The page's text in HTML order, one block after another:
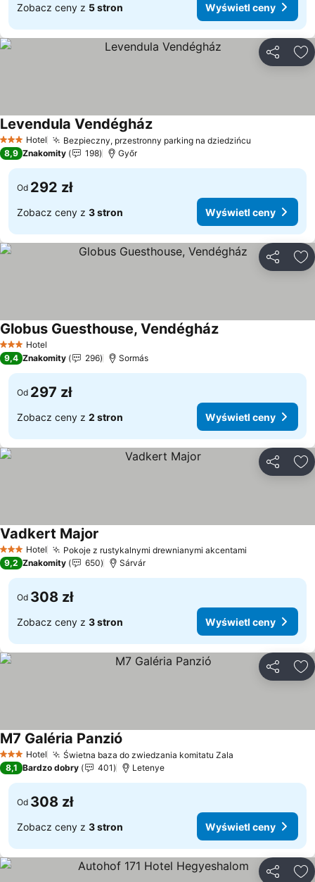
Zobacz ceny z 5 stron Wyświetl ceny
3 Kategoria
Hotel Bezpieczny, przestronny parking na dziedzińcu
Levendula VendégházWyświetl ceny
8,9 Znakomity 198 Győr
Od 292 zł
Zobacz ceny z 3 stron Wyświetl ceny
3 Kategoria
Hotel
Globus Guesthouse, VendégházWyświetl ceny
9,4 Znakomity 296 Sormás
Od 297 zł
Zobacz ceny z 2 stron Wyświetl ceny
3 Kategoria
Hotel Pokoje z rustykalnymi drewnianymi akcentami
Vadkert Major
9,2 Znakomity 650 Sárvár
Od 308 zł
Zobacz ceny z 3 stron Wyświetl ceny
3 Kategoria
Hotel Świetna baza do zwiedzania komitatu Zala
M7 Galéria Panzió
8,1 Bardzo dobry 401 Letenye
Od 308 zł
Zobacz ceny z 3 stron Wyświetl ceny